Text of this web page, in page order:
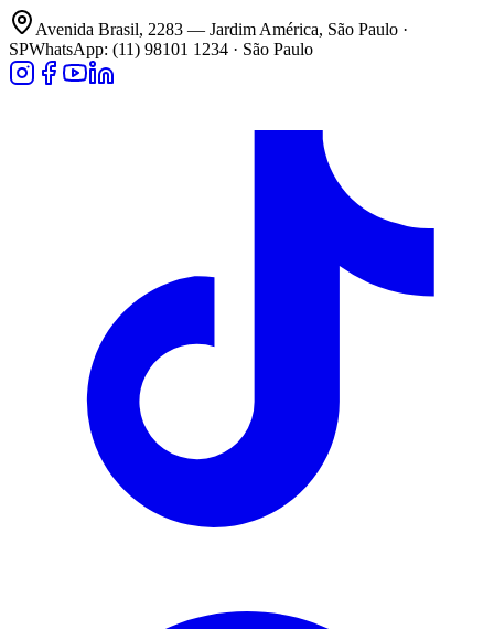
Avenida Brasil, 2283 — Jardim América, São Paulo ·
SPWhatsApp: (11) 98101 1234 · São Paulo